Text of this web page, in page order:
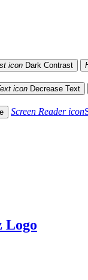
icon Dark Contrast
icon Decrease Text
Screen Reader icon